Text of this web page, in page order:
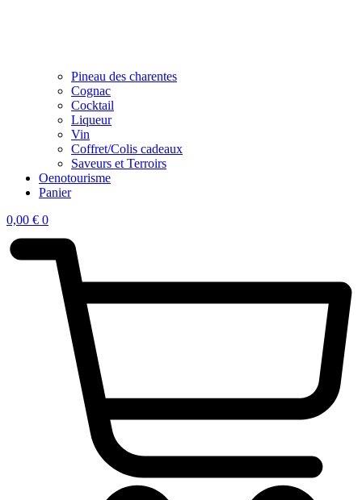
Pineau des charentes
Cognac
Cocktail
Liqueur
Vin
Coffret/Colis cadeaux
Saveurs et Terroirs
Oenotourisme
Panier
0,00 € 0